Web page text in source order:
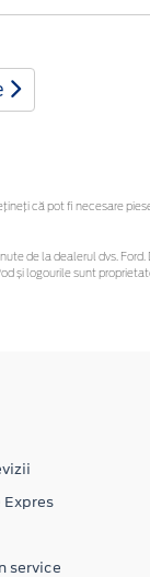
că pot fi necesare
de la dealerul dvs.
și logourile sunt
Expres
service